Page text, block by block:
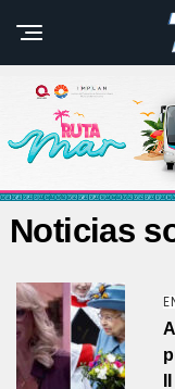
Noticias